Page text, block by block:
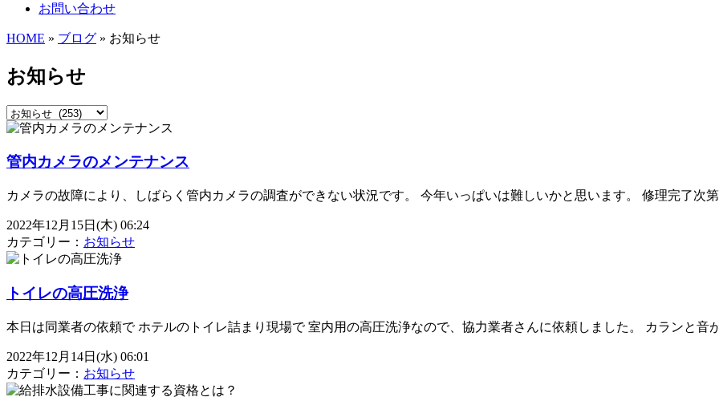
お問い合わせ
HOME » ブログ » お知らせ
お知らせ
管内カメラのメンテナンス
カメラの故障により、しばらく管内カメラの調査ができない状況です。 今年いっぱいは難しいかと思います。 修理完了次第
2022年12月15日(木) 06:24
カテゴリー： お知らせ
トイレの高圧洗浄
本日は同業者の依頼で ホテルのトイレ詰まり現場で 室内用の高圧洗浄なので、協力業者さんに依頼しました。 カランと音
2022年12月14日(水) 06:01
カテゴリー： お知らせ